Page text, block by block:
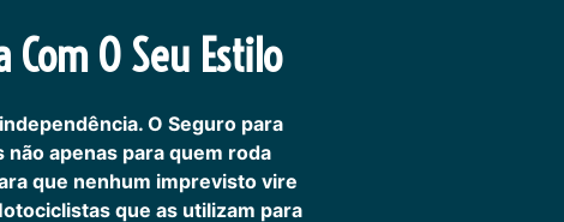
Com O Seu Estilo
O Seguro para
apenas para quem roda
que nenhum imprevisto vire
que as utilizam para